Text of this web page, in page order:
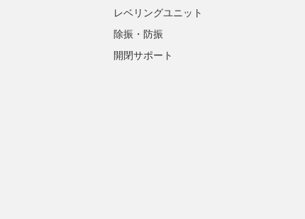
レベリングユニット
除振・防振
開閉サポート